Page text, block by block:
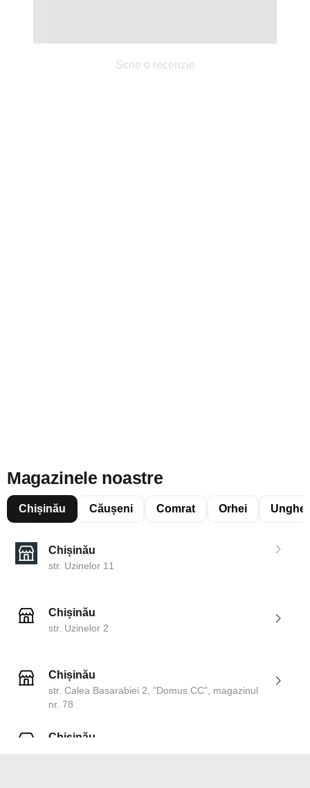
Scrie o recenzie
Magazinele noastre
Chișinău Căușeni Comrat Orhei
Chișinău
str. Uzinelor 11
Chișinău
str. Uzinelor 2
Chișinău
str. Calea Basarabiei 2, ”Domus CC”, magazinul
nr. 78
Chișinău